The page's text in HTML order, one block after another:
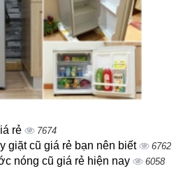
rẻ 7674
giặt cũ giá rẻ bạn nên biết 6762
nóng cũ giá rẻ hiện nay 6058